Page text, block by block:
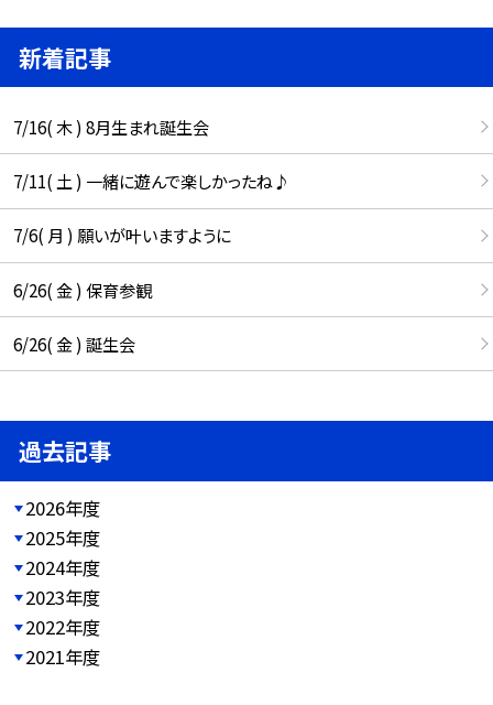
新着記事
7/16( 木 ) 8月生まれ誕生会
7/11( 土 ) 一緒に遊んで楽しかったね♪
7/6( 月 ) 願いが叶いますように
6/26( 金 ) 保育参観
6/26( 金 ) 誕生会
過去記事
2026年度
2025年度
2024年度
2023年度
2022年度
2021年度